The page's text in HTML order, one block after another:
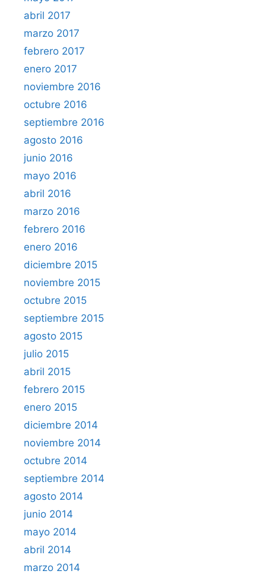
abril 2017
marzo 2017
febrero 2017
enero 2017
noviembre 2016
octubre 2016
septiembre 2016
agosto 2016
junio 2016
mayo 2016
abril 2016
marzo 2016
febrero 2016
enero 2016
diciembre 2015
noviembre 2015
octubre 2015
septiembre 2015
agosto 2015
julio 2015
abril 2015
febrero 2015
enero 2015
diciembre 2014
noviembre 2014
octubre 2014
septiembre 2014
agosto 2014
junio 2014
mayo 2014
abril 2014
marzo 2014